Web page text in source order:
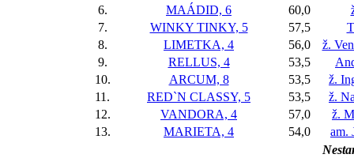
6.
MAÁDID, 6 60,0
7.
WINKY TINKY, 5 57,5
8.
LIMETKA, 4 56,0
ž.
9.
RELLUS, 4 53,5
10.
ARCUM, 8 53,5
ž.
11.
RED`N CLASSY, 5 53,5
ž.
12.
VANDORA, 4 57,0
ž.
13.
MARIETA, 4 54,0
am.